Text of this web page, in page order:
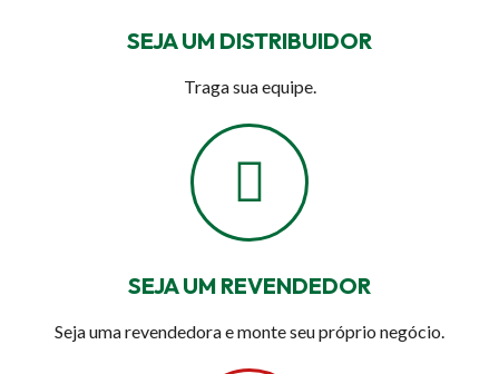
SEJA UM DISTRIBUIDOR
Traga sua equipe.
SEJA UM REVENDEDOR
Seja uma revendedora e monte seu próprio negócio.